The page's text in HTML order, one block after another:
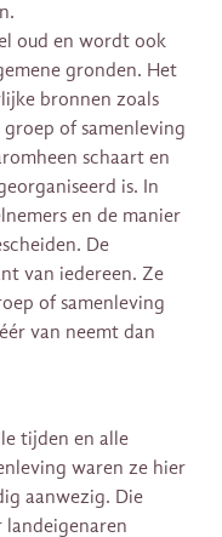
oud en wordt ook
gronden. Het
bronnen zoals
of samenleving
schaart en
is. In
en de manier
De
van iedereen. Ze
of samenleving
van neemt dan
tijden en alle
waren ze hier
aanwezig. Die